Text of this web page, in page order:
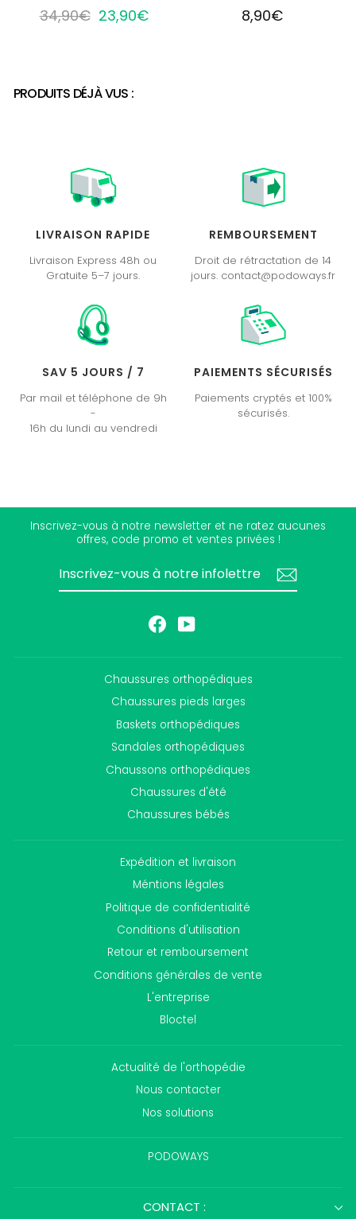
34,90€ 23,90€ 8,90€
PRODUITS DÉJÀ VUS :
LIVRAISON RAPIDE
Livraison Express 48h ou
Gratuite 5–7 jours.
REMBOURSEMENT
Droit de rétractation de 14
jours. contact@podoways.fr
SAV 5 JOURS / 7
Par mail et téléphone de 9h
-
16h du lundi au vendredi
PAIEMENTS SÉCURISÉS
Paiements cryptés et 100%
sécurisés.
Inscrivez-vous à notre newsletter et ne ratez aucunes
offres, code promo et ventes privées !
FacebookYouTube
Chaussures orthopédiques
Chaussures pieds larges
Baskets orthopédiques
Sandales orthopédiques
Chaussons orthopédiques
Chaussures d'été
Chaussures bébés
Expédition et livraison
Méntions légales
Politique de confidentialité
Conditions d'utilisation
Retour et remboursement
Conditions générales de vente
L'entreprise
Bloctel
Actualité de l'orthopédie
Nous contacter
Nos solutions
PODOWAYS
CONTACT :